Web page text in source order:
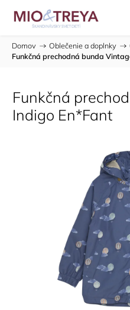
Domov / Oblečenie a doplnky /
Funkčná prechodná bunda
Funkčná
Indigo En*Fant